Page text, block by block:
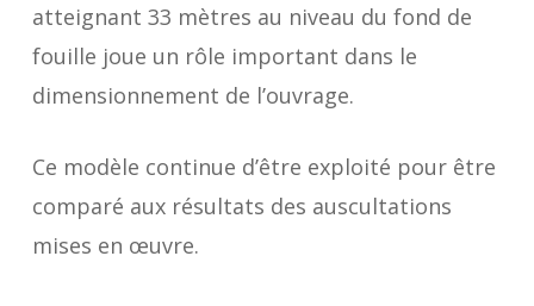
atteignant 33 mètres au niveau du fond de
fouille joue un rôle important dans le
dimensionnement de l’ouvrage.
Ce modèle continue d’être exploité pour être
comparé aux résultats des auscultations
mises en œuvre.